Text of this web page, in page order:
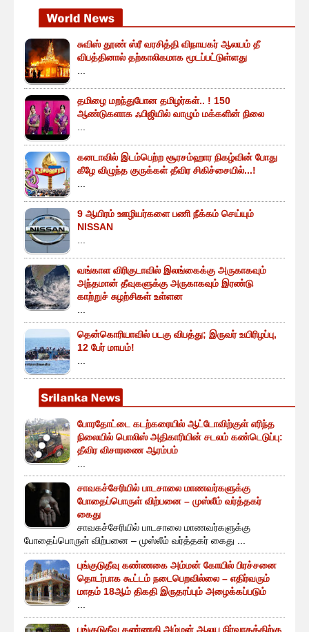
சுவிஸ் தூண் ஸ்ரீ வரசித்தி விநாயகர் ஆலயம் தீ
விபத்தினால் தற்காலிகமாக மூடப்பட்டுள்ளது
தமிழை மறந்துபோன தமிழர்கள்.. ! 150
ஆண்டுகளாக ஃபிஜியில் வாழும் மக்களின் நிலை
கனடாவில் இடம்பெற்ற சூரசம்ஹார நிகழ்வின் போது
கீழே விழுந்த குருக்கள் தீவிர சிகிச்சையில்...!
9 ஆயிரம் ஊழியர்களை பணி நீக்கம் செய்யும்
NISSAN
வங்காள விரிகுடாவில் இலங்கைக்கு அருகாகவும்
அந்தமான் தீவுகளுக்கு அருகாகவும் இரண்டு
காற்றுச் சுழற்சிகள் உள்ளன
தென்கொரியாவில் படகு விபத்து; இருவர் உயிரிழப்பு,
12 பேர் மாயம்!
போரதோட்டை கடற்கரையில் ஆட்டோவிற்குள் எரிந்த
நிலையில் பொலிஸ் அதிகாரியின் சடலம் கண்டெடுப்பு:
தீவிர விசாரணை ஆரம்பம்
சாவகச்சேரியில் பாடசாலை மாணவர்களுக்கு
போதைப்பொருள் விற்பனை – முஸ்லீம் வர்த்தகர்
கைது
சாவகச்சேரியில் பாடசாலை மாணவர்களுக்கு
போதைப்பொருள் விற்பனை – முஸ்லீம் வர்த்தகர் கைது ...
புங்குடுதீவு கண்ணகை அம்மன் கோயில் பிரச்சனை
தொடர்பாக கூட்டம் நடைபெறவில்லை – எதிர்வரும்
மாதம் 18ஆம் திகதி இருதரப்பும் அழைக்கப்படும்
புங்குடுதீவு கண்ணகி அம்மன் ஆலய நிர்வாகத்திற்கு